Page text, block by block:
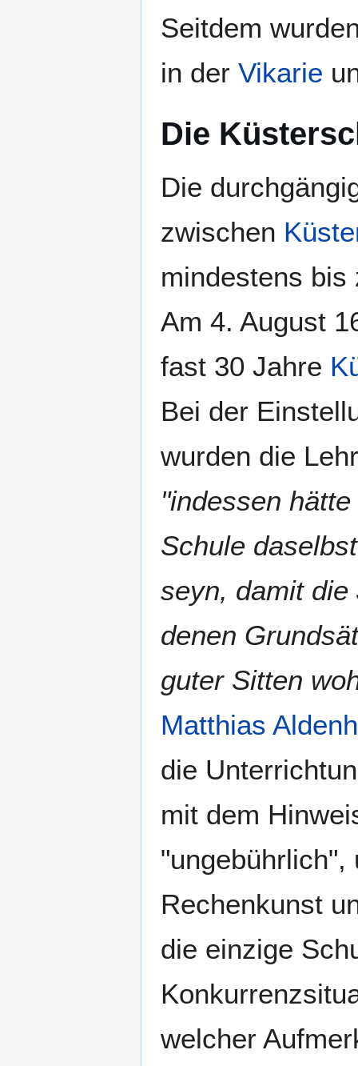
Seitdem
in der Vikarie
Die
Die
zwischen
mindestens
Am 4. August
fast 30 Jahre
Bei der
wurden die
"indessen
Schule
seyn, damit die
denen
guter Sitten
Matthias
die
mit dem
"ungebührlich",
Rechenkunst
die einzige
welcher